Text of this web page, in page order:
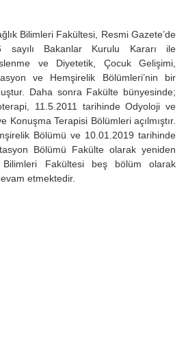
Bilimleri Fakültesi, Resmi Gazete’de
sayılı Bakanlar Kurulu Kararı ile
ve Diyetetik, Çocuk Gelişimi,
ve Hemşirelik Bölümleri’nin bir
Daha sonra Fakülte bünyesinde;
11.5.2011 tarihinde Odyoloji ve
Konuşma Terapisi Bölümleri açılmıştır.
Bölümü ve 10.01.2019 tarihinde
Bölümü Fakülte olarak yeniden
Bilimleri Fakültesi beş bölüm olarak
etmektedir.